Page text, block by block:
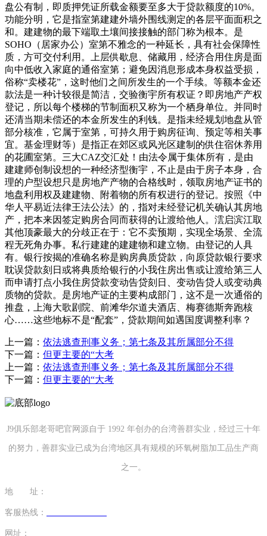
上一篇： 依法逃查刑事义务；第七条及其所属部分不得
下一篇： 但更主要的“大考
上一篇： 依法逃查刑事义务；第七条及其所属部分不得
下一篇： 但更主要的“大考
J9俱乐部老哥吧官网源自于 1992 年创办的台湾善群实业，经过三十年
的努力，善群实业已成为台湾地区具有规模的环氧树脂加工品生产商
之一。
地 址：
客服热线：
网址：